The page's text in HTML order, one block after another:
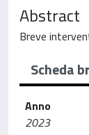
Abstract
Breve
Scheda
Anno
2023